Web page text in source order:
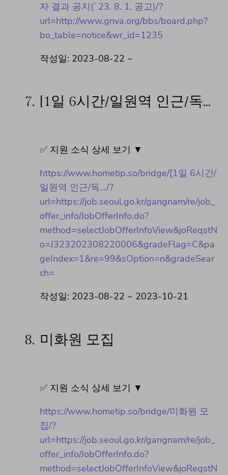
자 결과 공지(`23. 8. 1. 공고)/?
url=http://www.gnva.org/bbs/board.php?
bo_table=notice&wr_id=1235
작성일: 2023-08-22 ~
7. [1일 6시간/일원역 인근/독…
✅ 지원 소식 상세 보기 ▼
https://www.hometip.so/bridge/[1일 6시간/
일원역 인근/독…/?
url=https://job.seoul.go.kr/gangnam/re/job_
offer_info/JobOfferInfo.do?
method=selectJobOfferInfoView&joReqstN
o=J323202308220006&gradeFlag=C&pa
geIndex=1&re=99&sOption=n&gradeSear
ch=
작성일: 2023-08-22 ~ 2023-10-21
8. 미화원 모집
✅ 지원 소식 상세 보기 ▼
https://www.hometip.so/bridge/미화원 모
집/?
url=https://job.seoul.go.kr/gangnam/re/job_
offer_info/JobOfferInfo.do?
method=selectJobOfferInfoView&joReqstN